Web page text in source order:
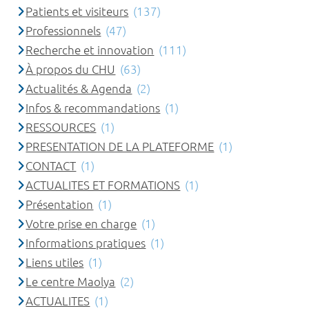
Patients et visiteurs (137)
Professionnels (47)
Recherche et innovation (111)
À propos du CHU (63)
Actualités & Agenda (2)
Infos & recommandations (1)
RESSOURCES (1)
PRESENTATION DE LA PLATEFORME (1)
CONTACT (1)
ACTUALITES ET FORMATIONS (1)
Présentation (1)
Votre prise en charge (1)
Informations pratiques (1)
Liens utiles (1)
Le centre Maolya (2)
ACTUALITES (1)